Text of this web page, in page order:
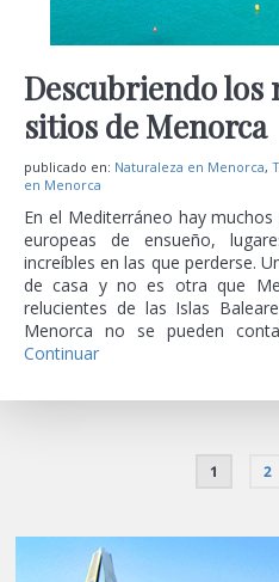
Descubriendo los
sitios de Menorca
publicado en: Naturaleza en Menorca,
en Menorca
En el Mediterráneo hay
europeas de ensueño,
increíbles en las que perderse.
de casa y no es otra que
relucientes de las Islas
Menorca no se pueden
Continuar
1 2